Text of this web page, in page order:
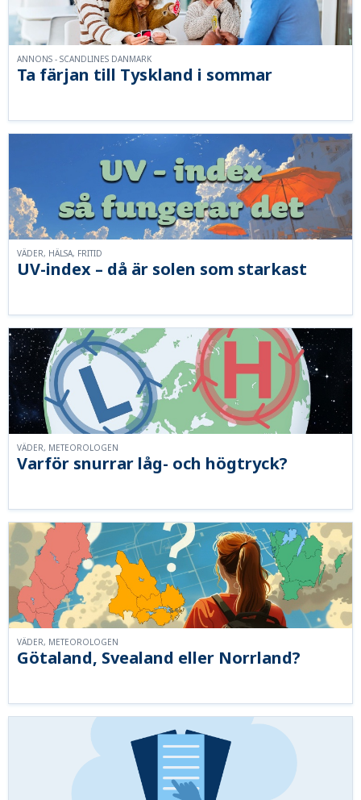
Ta färjan till Tyskland i sommar
ANNONS - SCANDLINES DANMARK
UV-index – då är solen som starkast
VÄDER, HÄLSA, FRITID
Varför snurrar låg- och högtryck?
VÄDER, METEOROLOGEN
Götaland, Svealand eller Norrland?
VÄDER, METEOROLOGEN